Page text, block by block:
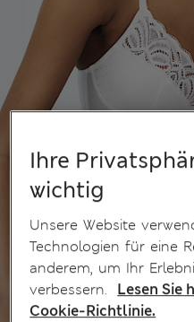
Ihre
wichtig
Unsere Website
Technologien für eine
anderem, um Ihr
verbessern.
Lesen Sie
Cookie-Richtlinie.